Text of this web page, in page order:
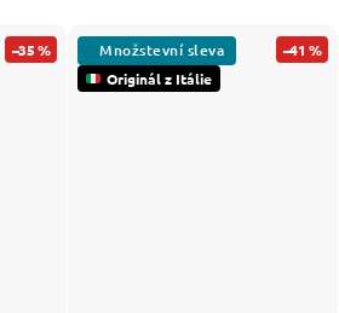
–35 %
Originál z Itálie
–41 %